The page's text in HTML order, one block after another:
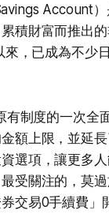
Account）
積財富而推出
，已成為不少
有制度的一次全
額上限，並延長
選項，讓更多
受關注的，莫
交易0手續費」